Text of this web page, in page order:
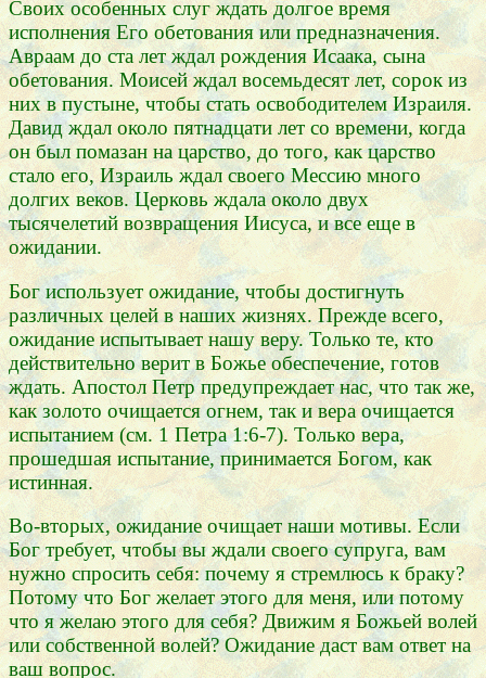
Своих особенных слуг ждать долгое время
исполнения Его обетования или предназначения.
Авраам до ста лет ждал рождения Исаака, сына
обетования. Моисей ждал восемьдесят лет, сорок из
них в пустыне, чтобы стать освободителем Израиля.
Давид ждал около пятнадцати лет со времени, когда
он был помазан на царство, до того, как царство
стало его, Израиль ждал своего Мессию много
долгих веков. Церковь ждала около двух
тысячелетий возвращения Иисуса, и все еще в
ожидании.
Бог использует ожидание, чтобы достигнуть
различных целей в наших жизнях. Прежде всего,
ожидание испытывает нашу веру. Только те, кто
действительно верит в Божье обеспечение, готов
ждать. Апостол Петр предупреждает нас, что так же,
как золото очищается огнем, так и вера очищается
испытанием (см. 1 Петра 1:6-7). Только вера,
прошедшая испытание, принимается Богом, как
истинная.
Во-вторых, ожидание очищает наши мотивы. Если
Бог требует, чтобы вы ждали своего супруга, вам
нужно спросить себя: почему я стремлюсь к браку?
Потому что Бог желает этого для меня, или потому
что я желаю этого для себя? Движим я Божьей волей
или собственной волей? Ожидание даст вам ответ на
ваш вопрос.